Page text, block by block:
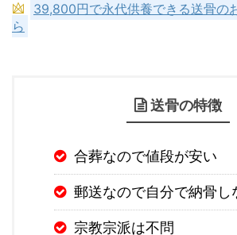
39,800円で永代供養できる送骨の
ら
送骨の特徴
合葬なので値段が安い
郵送なので自分で納骨し
宗教宗派は不問